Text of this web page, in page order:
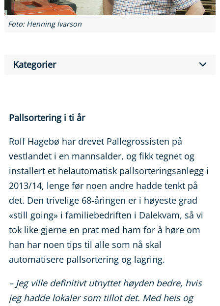
Foto: Henning Ivarson
Kategorier
Pallsortering i ti år
Rolf Hagebø har drevet Pallegrossisten på
vestlandet i en mannsalder, og fikk tegnet og
installert et helautomatisk pallsorteringsanlegg i
2013/14, lenge før noen andre hadde tenkt på
det. Den trivelige 68-åringen er i høyeste grad
«still going» i familiebedriften i Dalekvam, så vi
tok like gjerne en prat med ham for å høre om
han har noen tips til alle som nå skal
automatisere pallsortering og lagring.
– Jeg ville definitivt utnyttet høyden bedre, hvis
jeg hadde lokaler som tillot det. Med heis og